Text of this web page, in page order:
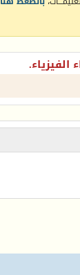
الفيزياء.